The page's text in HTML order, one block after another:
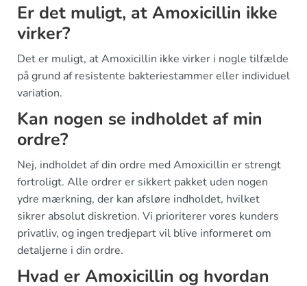
Er det muligt, at Amoxicillin ikke
virker?
Det er muligt, at Amoxicillin ikke virker i nogle tilfælde
på grund af resistente bakteriestammer eller individuel
variation.
Kan nogen se indholdet af min
ordre?
Nej, indholdet af din ordre med Amoxicillin er strengt
fortroligt. Alle ordrer er sikkert pakket uden nogen
ydre mærkning, der kan afsløre indholdet, hvilket
sikrer absolut diskretion. Vi prioriterer vores kunders
privatliv, og ingen tredjepart vil blive informeret om
detaljerne i din ordre.
Hvad er Amoxicillin og hvordan